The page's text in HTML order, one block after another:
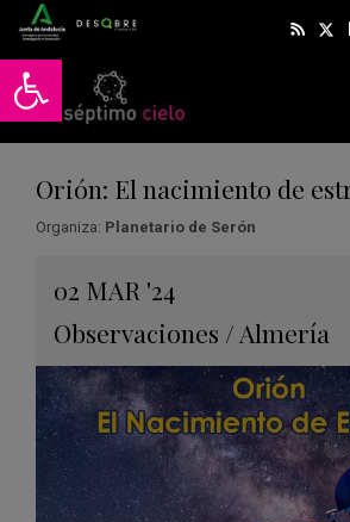
Abrir barra de herramientas
Orión: El nacimiento de
Organiza: Planetario de Serón
02 MAR '24
Observaciones / Almería